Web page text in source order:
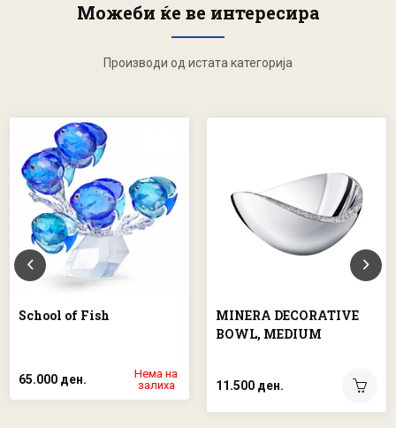
Можеби ќе ве интересира
Производи од истата категорија
School of Fish
65.000 ден.
Нема на
залиха
MINERA DECORATIVE
BOWL, MEDIUM
11.500 ден.